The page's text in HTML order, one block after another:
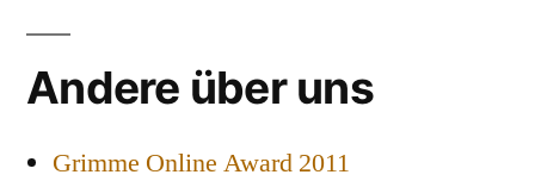
Andere über uns
Grimme Online Award 2011